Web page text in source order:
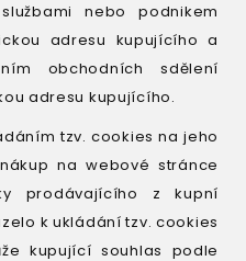
nebo podnikem
adresu kupujícího a
obchodních sdělení
adresu kupujícího.
tzv. cookies na jeho
na webové stránce
prodávajícího z kupní
k ukládání tzv. cookies
kupující souhlas podle